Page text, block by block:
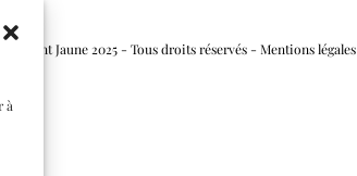
à
Flamant Jaune 2025 - Tous droits réservés - Mentions légales